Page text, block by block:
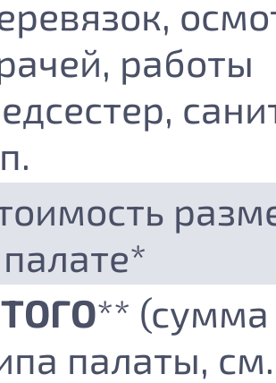
работы
** (сумма
палаты,